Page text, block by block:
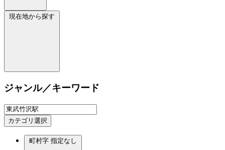
現在地から探す
ジャンル／キーワード
カテゴリ選択
町村字 指定なし